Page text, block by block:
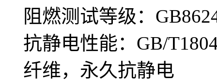
阻燃测试等级：
抗静电性能：GB/
纤维，永久抗静电